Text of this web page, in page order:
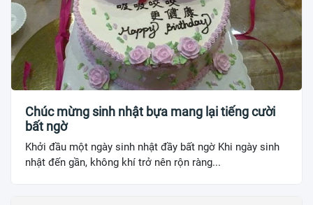
Chúc mừng sinh nhật bựa mang lại tiếng cười
bất ngờ
Khởi đầu một ngày sinh nhật đầy bất ngờ Khi ngày sinh
nhật đến gần, không khí trở nên rộn ràng...